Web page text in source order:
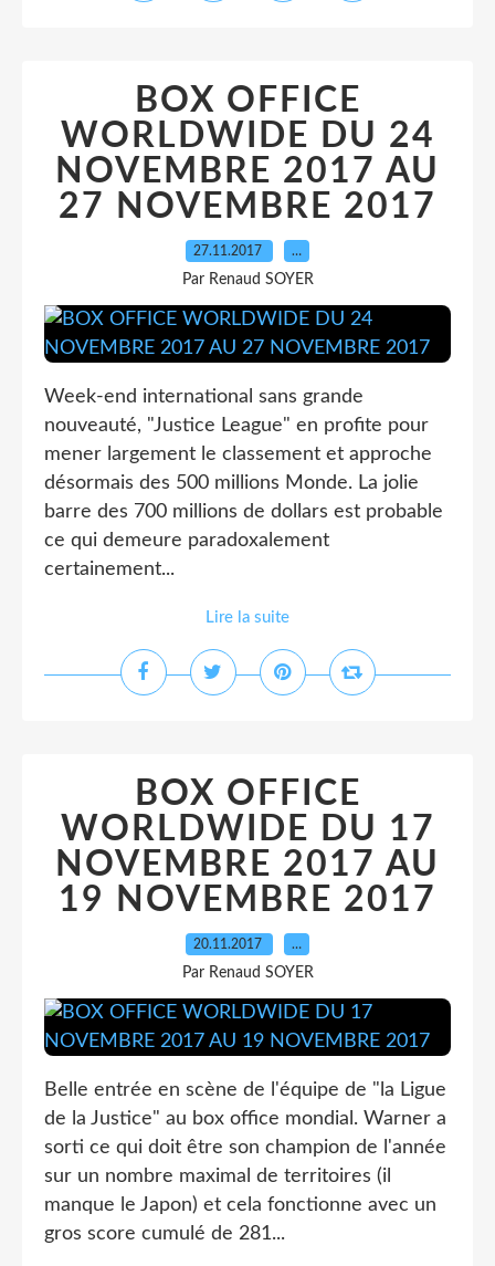
BOX OFFICE
WORLDWIDE DU 24
NOVEMBRE 2017 AU
27 NOVEMBRE 2017
27.11.2017 …
Par Renaud SOYER
Week-end international sans grande
nouveauté, "Justice League" en profite pour
mener largement le classement et approche
désormais des 500 millions Monde. La jolie
barre des 700 millions de dollars est probable
ce qui demeure paradoxalement
certainement...
Lire la suite
BOX OFFICE
WORLDWIDE DU 17
NOVEMBRE 2017 AU
19 NOVEMBRE 2017
20.11.2017 …
Par Renaud SOYER
Belle entrée en scène de l'équipe de "la Ligue
de la Justice" au box office mondial. Warner a
sorti ce qui doit être son champion de l'année
sur un nombre maximal de territoires (il
manque le Japon) et cela fonctionne avec un
gros score cumulé de 281...